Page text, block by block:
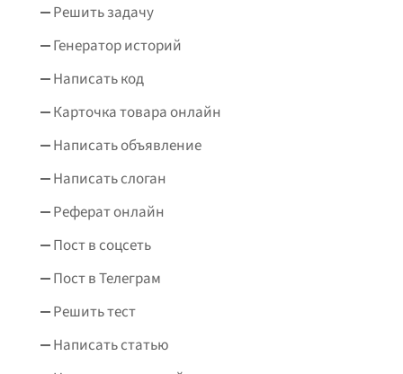
Решить задачу
Генератор историй
Написать код
Карточка товара онлайн
Написать объявление
Написать слоган
Реферат онлайн
Пост в соцсеть
Пост в Телеграм
Решить тест
Написать статью